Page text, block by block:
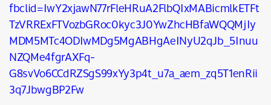
fbclid=IwY2xjawN77rFleHRuA2FlbQIxMABicmlkETFt
TzVRRExFTVozbGRoc0kyc3J0YwZhcHBfaWQQMjIy
MDM5MTc4ODIwMDg5MgABHgAeINyU2qJb_5Inuu
NZQMe4fgrAXFq-
G8svVo6CCdRZSgS99xYy3p4t_u7a_aem_zq5T1enRii
3q7JbwgBP2Fw